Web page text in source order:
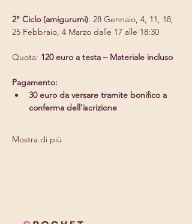
2° Ciclo (amigurumi): 28 Gennaio, 4, 11, 18,
25 Febbraio, 4 Marzo dalle 17 alle 18:30
Quota: 120 euro a testa – Materiale incluso
Pagamento:
30 euro da versare tramite bonifico a
conferma dell’iscrizione
Mostra di più